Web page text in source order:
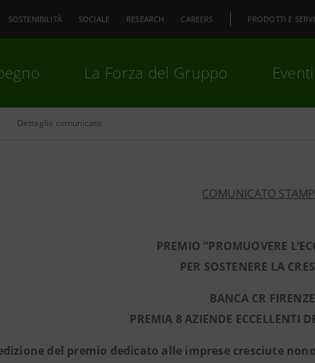
SOSTENIBILITÀ SOCIALE RESEARCH CAREERS PRODOTTI E
La Forza del Gruppo
Dettaglio comunicato
COMUNICATO
PREMIO “PROMUOVERE
PER SOSTENERE LA
BANCA CR FIRENZE
PREMIA 8 AZIENDE ECCELLENTI
del premio dedicato alle imprese cresciute